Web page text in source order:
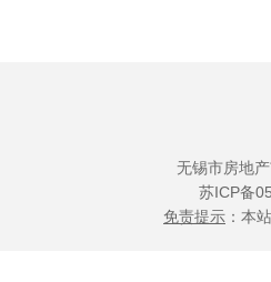
无锡市房地
苏ICP备
免责提示 ：本